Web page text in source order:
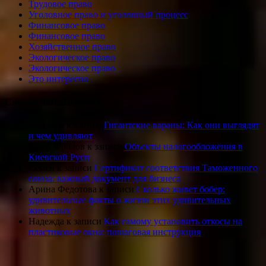
Трудовое право
Уголовное право и уголовный процесс
Финансовое право
Финансовое право
Хозяйственное право
Экологическое право
Экологическое право
Это интересно
Гигантские вараны: Как они выглядят
и чем удивляют
Захар Фролов к записи Объекты налогообложения в
Киевской Руси
к записи Сертификат соответствия Таможенного
союза: важный документ для бизнеса
Арина Федотова к записи Сколько живет бобер:
удивительные факты о жизни этих удивительных
животных
Надежда к записи Как самому установить откосы на
пластиковые окна: пошаговая инструкция